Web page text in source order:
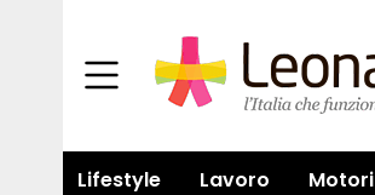
Lifestyle Lavoro Motori